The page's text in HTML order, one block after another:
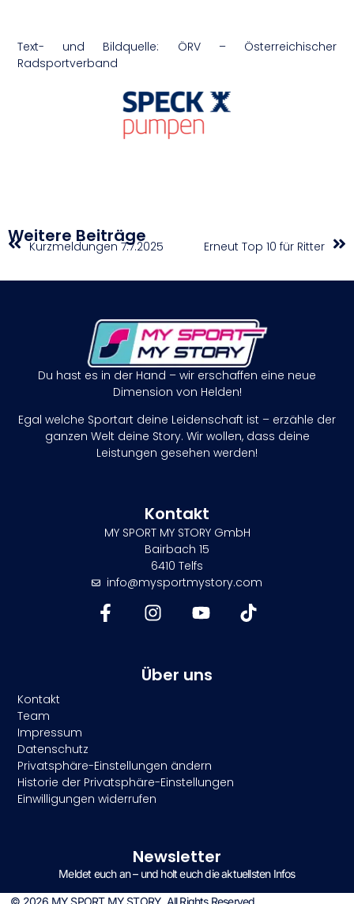
Text- und Bildquelle: ÖRV – Österreichischer
Radsportverband
Weitere Beiträge
Kurzmeldungen 7.7.2025 Erneut Top 10 für Ritter
Du hast es in der Hand – wir erschaffen eine neue
Dimension von Helden!
Egal welche Sportart deine Leidenschaft ist – erzähle der
ganzen Welt deine Story. Wir wollen, dass deine
Leistungen gesehen werden!
Kontakt
MY SPORT MY STORY GmbH
Bairbach 15
6410 Telfs
info@mysportmystory.com
Über uns
Kontakt
Team
Impressum
Datenschutz
Privatsphäre-Einstellungen ändern
Historie der Privatsphäre-Einstellungen
Einwilligungen widerrufen
Newsletter
Meldet euch an – und holt euch die aktuellsten Infos
© 2026 MY SPORT MY STORY. All Rights Reserved.